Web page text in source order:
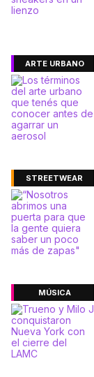
ARTE URBANO
STREETWEAR
MÚSICA